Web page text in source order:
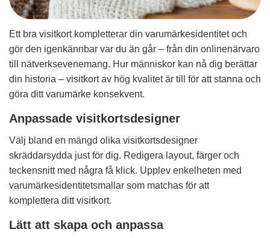
Ett bra visitkort kompletterar din varumärkesidentitet och
gör den igenkännbar var du än går – från din onlinenärvaro
till nätverksevenemang. Hur människor kan nå dig berättar
din historia – visitkort av hög kvalitet är till för att stanna och
göra ditt varumärke konsekvent.
Anpassade visitkortsdesigner
Välj bland en mängd olika visitkortsdesigner
skräddarsydda just för dig. Redigera layout, färger och
teckensnitt med några få klick. Upplev enkelheten med
varumärkesidentitetsmallar som matchas för att
komplettera ditt visitkort.
Lätt att skapa och anpassa